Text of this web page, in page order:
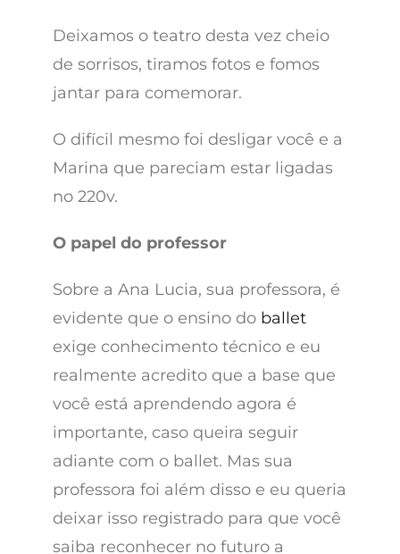
Deixamos o teatro desta vez cheio
de sorrisos, tiramos fotos e fomos
jantar para comemorar.
O difícil mesmo foi desligar você e a
Marina que pareciam estar ligadas
no 220v.
O papel do professor
Sobre a Ana Lucia, sua professora, é
evidente que o ensino do ballet
exige conhecimento técnico e eu
realmente acredito que a base que
você está aprendendo agora é
importante, caso queira seguir
adiante com o ballet. Mas sua
professora foi além disso e eu queria
deixar isso registrado para que você
saiba reconhecer no futuro a